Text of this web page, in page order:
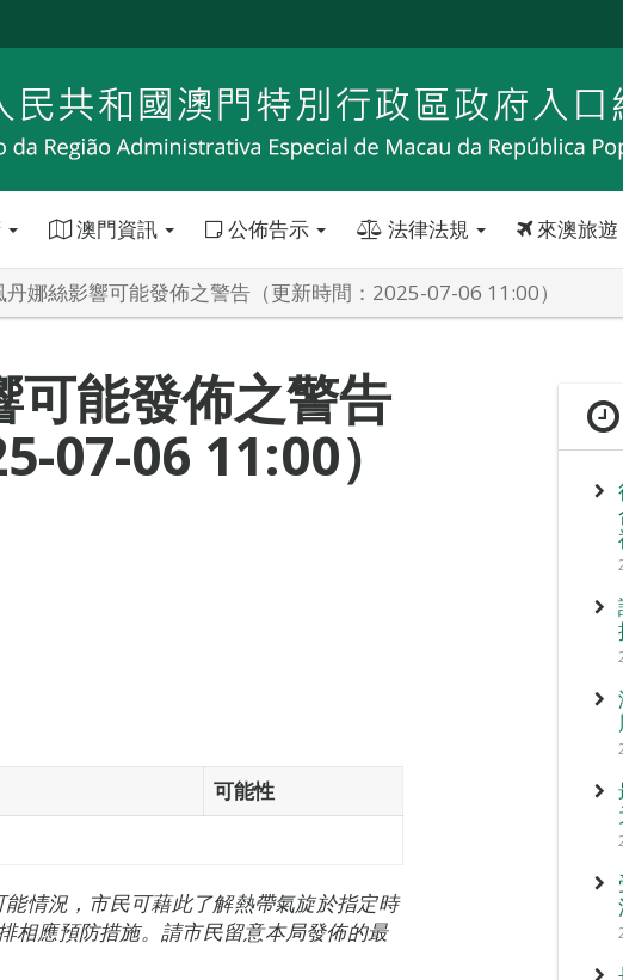
澳門資訊 公佈告示 法律法規 來澳旅遊
丹娜絲影響可能發佈之警告（更新時間：2025-07-06 11:00）
可能發佈之警告
07-06 11:00）
可能性
情況，市民可藉此了解熱帶氣旋於指定時
相應預防措施。請市民留意本局發佈的最